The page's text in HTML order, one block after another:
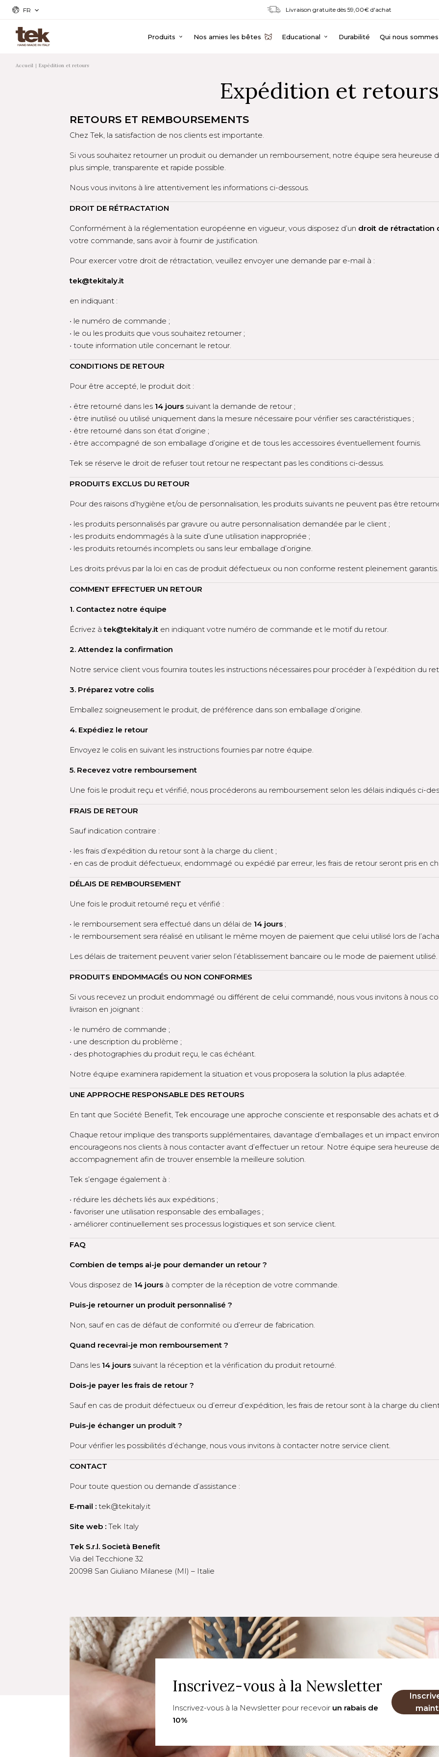
Livraison gratuite dès 59,00€ d'achat
Produits Nos amies les bêtes Educational Durabilité Qui nous sommes
FR
Accueil Expédition et retours
Expédition et retours
RETOURS ET REMBOURSEMENTS
Chez Tek, la satisfaction de nos clients est importante.
Si vous souhaitez retourner un produit ou demander un remboursement, notre équipe sera heureuse
plus simple, transparente et rapide possible.
Nous vous invitons à lire attentivement les informations ci-dessous.
DROIT DE RÉTRACTATION
Conformément à la réglementation européenne en vigueur, vous disposez d’un droit de rétractation
votre commande, sans avoir à fournir de justification.
Pour exercer votre droit de rétractation, veuillez envoyer une demande par e-mail à :
tek@tekitaly.it
en indiquant :
• le numéro de commande ;
• le ou les produits que vous souhaitez retourner ;
• toute information utile concernant le retour.
CONDITIONS DE RETOUR
Pour être accepté, le produit doit :
• être retourné dans les 14 jours suivant la demande de retour ;
• être inutilisé ou utilisé uniquement dans la mesure nécessaire pour vérifier ses caractéristiques ;
• être retourné dans son état d’origine ;
• être accompagné de son emballage d’origine et de tous les accessoires éventuellement fournis.
Tek se réserve le droit de refuser tout retour ne respectant pas les conditions ci-dessus.
PRODUITS EXCLUS DU RETOUR
Pour des raisons d’hygiène et/ou de personnalisation, les produits suivants ne peuvent pas être
• les produits personnalisés par gravure ou autre personnalisation demandée par le client ;
• les produits endommagés à la suite d’une utilisation inappropriée ;
• les produits retournés incomplets ou sans leur emballage d’origine.
Les droits prévus par la loi en cas de produit défectueux ou non conforme restent pleinement garantis.
COMMENT EFFECTUER UN RETOUR
1. Contactez notre équipe
Écrivez àtek@tekitaly.it en indiquant votre numéro de commande et le motif du retour.
2. Attendez la confirmation
Notre service client vous fournira toutes les instructions nécessaires pour procéder à l’expédition du
3. Préparez votre colis
Emballez soigneusement le produit, de préférence dans son emballage d’origine.
4. Expédiez le retour
Envoyez le colis en suivant les instructions fournies par notre équipe.
5. Recevez votre remboursement
Une fois le produit reçu et vérifié, nous procéderons au remboursement selon les délais indiqués ci-
FRAIS DE RETOUR
Sauf indication contraire :
• les frais d’expédition du retour sont à la charge du client ;
• en cas de produit défectueux, endommagé ou expédié par erreur, les frais de retour seront pris en
DÉLAIS DE REMBOURSEMENT
Une fois le produit retourné reçu et vérifié :
• le remboursement sera effectué dans un délai de 14 jours ;
• le remboursement sera réalisé en utilisant le même moyen de paiement que celui utilisé lors de
Les délais de traitement peuvent varier selon l’établissement bancaire ou le mode de paiement utilisé.
PRODUITS ENDOMMAGÉS OU NON CONFORMES
Si vous recevez un produit endommagé ou différent de celui commandé, nous vous invitons à nous
livraison en joignant :
• le numéro de commande ;
• une description du problème ;
• des photographies du produit reçu, le cas échéant.
Notre équipe examinera rapidement la situation et vous proposera la solution la plus adaptée.
UNE APPROCHE RESPONSABLE DES RETOURS
En tant que Société Benefit, Tek encourage une approche consciente et responsable des achats et
Chaque retour implique des transports supplémentaires, davantage d’emballages et un impact
encourageons nos clients à nous contacter avant d’effectuer un retour. Notre équipe sera heureuse
accompagnement afin de trouver ensemble la meilleure solution.
Tek s’engage également à :
• réduire les déchets liés aux expéditions ;
• favoriser une utilisation responsable des emballages ;
• améliorer continuellement ses processus logistiques et son service client.
FAQ
Combien de temps ai-je pour demander un retour ?
Vous disposez de 14 jours à compter de la réception de votre commande.
Puis-je retourner un produit personnalisé ?
Non, sauf en cas de défaut de conformité ou d’erreur de fabrication.
Quand recevrai-je mon remboursement ?
Dans les 14 jours suivant la réception et la vérification du produit retourné.
Dois-je payer les frais de retour ?
Sauf en cas de produit défectueux ou d’erreur d’expédition, les frais de retour sont à la charge du
Puis-je échanger un produit ?
Pour vérifier les possibilités d’échange, nous vous invitons à contacter notre service client.
CONTACT
Pour toute question ou demande d’assistance :
E-mail : tek@tekitaly.it
Site web : Tek Italy
Tek S.r.l. Società Benefit
Via del Tecchione 32
20098 San Giuliano Milanese (MI) – Italie
Inscrivez-vous à la Newsletter
Inscrivez-vous à la Newsletter pour recevoir un rabais de
10%